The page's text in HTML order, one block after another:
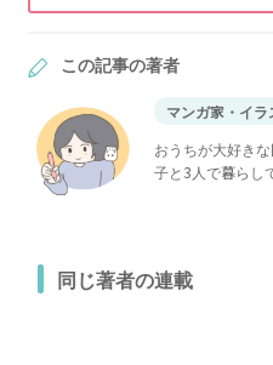
この記事の著者
マンガ家・イ
おうちが大好き
子と3人で暮らし
同じ著者の連載